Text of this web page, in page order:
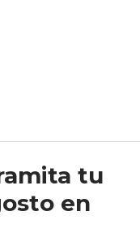
tu
en